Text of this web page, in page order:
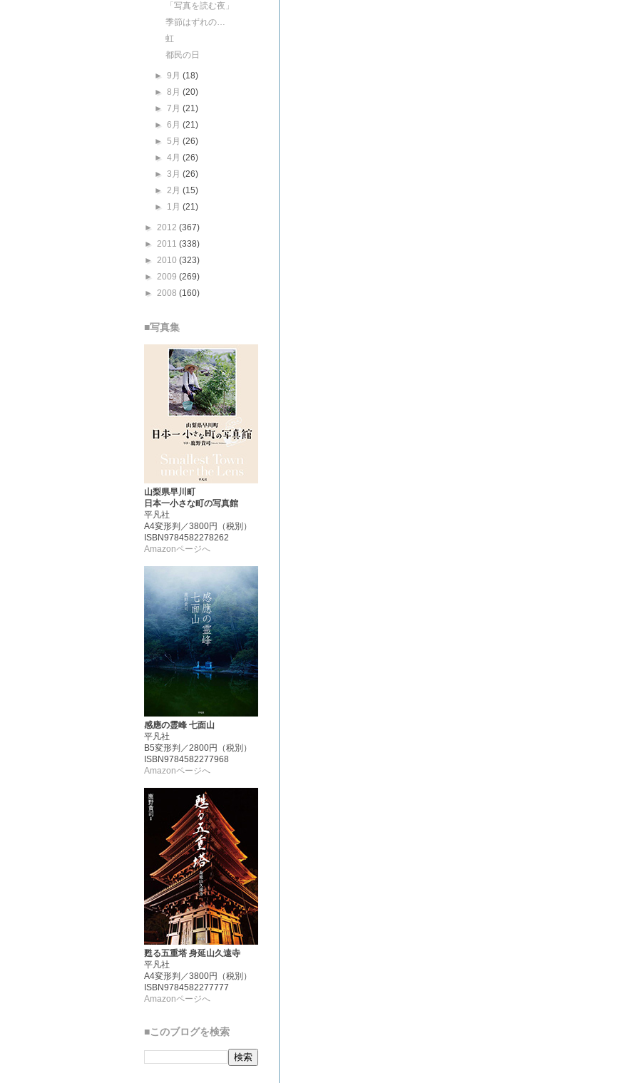
「写真を読む夜」
季節はずれの…
虹
都民の日
►9月(18)
►8月(20)
►7月(21)
►6月(21)
►5月(26)
►4月(26)
►3月(26)
►2月(15)
► 1月(21)
► 2012 (367)
► 2011 (338)
► 2010 (323)
► 2009 (269)
► 2008 (160)
■写真集
山梨県早川町
日本一小さな町の写真館
平凡社
A4変形判／3800円（税別）
ISBN9784582278262
Amazonページへ
感應の霊峰 七面山
平凡社
B5変形判／2800円（税別）
ISBN9784582277968
Amazonページへ
甦る五重塔 身延山久遠寺
平凡社
A4変形判／3800円（税別）
ISBN9784582277777
Amazonページへ
■このブログを検索